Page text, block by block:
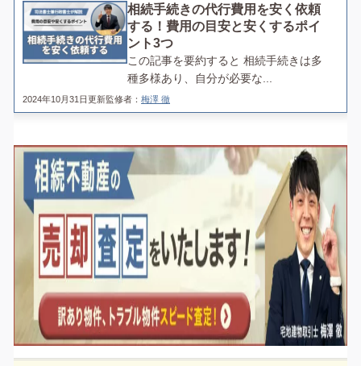
相続手続きの代行費用を安く依頼
する！費用の目安と安くするポイ
ント3つ
この記事を要約すると 相続手続きは多
種多様あり、自分が必要な...
2024年10月31日更新監修者： 梅澤 徹